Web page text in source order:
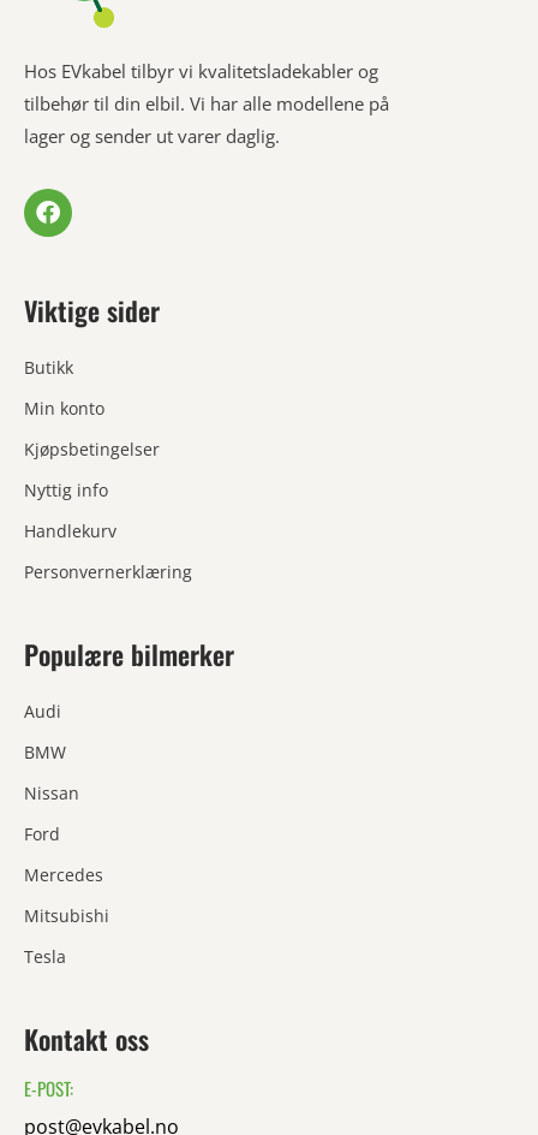
Hos EVkabel tilbyr vi kvalitetsladekabler og
tilbehør til din elbil. Vi har alle modellene på
lager og sender ut varer daglig.
Viktige sider
Butikk
Min konto
Kjøpsbetingelser
Nyttig info
Handlekurv
Personvernerklæring
Populære bilmerker
Audi
BMW
Nissan
Ford
Mercedes
Mitsubishi
Tesla
Kontakt oss
E-POST:
post@evkabel.no